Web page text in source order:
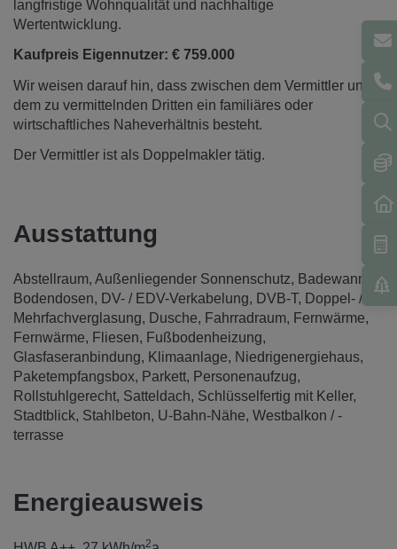
langfristige Wohnqualität und nachhaltige
Wertentwicklung.
Kaufpreis Eigennutzer: € 759.000
Wir weisen darauf hin, dass zwischen dem Vermittler und
dem zu vermittelnden Dritten ein familiäres oder
wirtschaftliches Naheverhältnis besteht.
Der Vermittler ist als Doppelmakler tätig.
Ausstattung
Abstellraum Außenliegender Sonnenschutz
Badewanne
Bodendosen
DV- / EDV-Verkabelung DVB-T
Doppel- /
Mehrfachverglasung
Dusche Fahrradraum
Fernwärme
Fernwärme
Fliesen
Fußbodenheizung
Glasfaseranbindung
Klimaanlage
Niedrigenergiehaus
Paketempfangsbox
Parkett
Personenaufzug
Rollstuhlgerecht Satteldach Schlüsselfertig mit Keller
Stadtblick Stahlbeton U-Bahn-Nähe Westbalkon / -
terrasse
Energieausweis
2